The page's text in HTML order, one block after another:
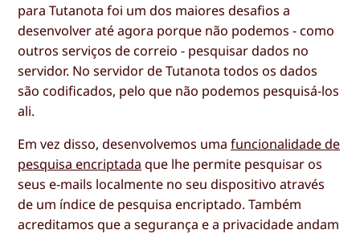
para Tutanota foi um dos maiores desafios a
desenvolver até agora porque não podemos - como
outros serviços de correio - pesquisar dados no
servidor. No servidor de Tutanota todos os dados
são codificados, pelo que não podemos pesquisá-los
ali.
Em vez disso, desenvolvemos umafuncionalidade de
pesquisa encriptada que lhe permite pesquisar os
seus e-mails localmente no seu dispositivo através
de um índice de pesquisa encriptado. Também
acreditamos que a segurança e a privacidade andam